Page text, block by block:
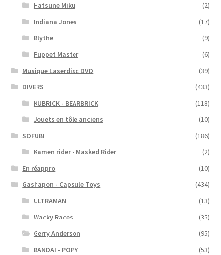
Hatsune Miku
(2)
Indiana Jones
(17)
Blythe
(9)
Puppet Master
(6)
Musique Laserdisc DVD
(39)
DIVERS
(433)
KUBRICK - BEARBRICK
(118)
Jouets en tôle anciens
(10)
SOFUBI
(186)
Kamen rider - Masked Rider
(2)
En réappro
(10)
Gashapon - Capsule Toys
(434)
ULTRAMAN
(13)
Wacky Races
(35)
Gerry Anderson
(95)
BANDAI - POPY
(53)